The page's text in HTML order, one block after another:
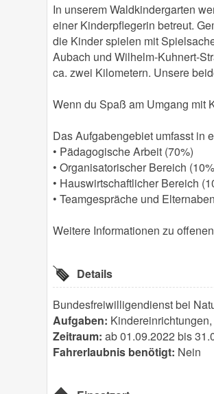
In unserem Waldkindergarten
einer Kinderpflegerin betreut.
die Kinder spielen mit
Aubach und
ca. zwei Kilometern. Unsere
Wenn du Spaß am Umgang mit
Das Aufgabengebiet umfasst in
• Pädagogische Arbeit (70%)
• Organisatorischer Bereich
• Hauswirtschaftlicher Bereich
• Teamgespräche und
Weitere Informationen zu
Details
Bundesfreiwilligendienst bei
Aufgaben:
Zeitraum: ab 01.09.2022 bis
Fahrerlaubnis benötigt: Nein